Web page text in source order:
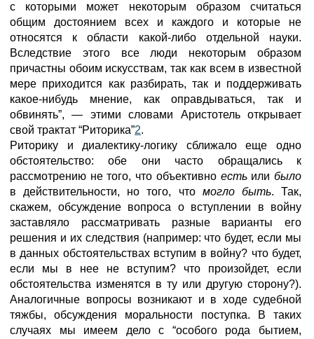
с которыми может некоторым образом считаться
общим достоянием всех и каждого и которые не
относятся к области какой-либо отдельной науки.
Вследствие этого все люди некоторым образом
причастны обоим искусствам, так как всем в известной
мере приходится как разбирать, так и поддерживать
какое-нибудь мнение, как оправдываться, так и
обвинять”, — этими словами Аристотель открывает
свой трактат “Риторика”2.
Риторику и диалектику-логику сближало еще одно
обстоятельство: обе они часто обращались к
рассмотрению не того, что объективно естьилибыло
в действительности, но того, что могло быть. Так,
скажем, обсуждение вопроса о вступлении в войну
заставляло рассматривать разные варианты его
решения и их следствия (например: что будет, если мы
в данных обстоятельствах вступим в войну? что будет,
если мы в нее не вступим? что произойдет, если
обстоятельства изменятся в ту или другую сторону?).
Аналогичные вопросы возникают и в ходе судебной
тяжбы, обсуждения моральности поступка. В таких
случаях мы имеем дело с “особого рода бытием,